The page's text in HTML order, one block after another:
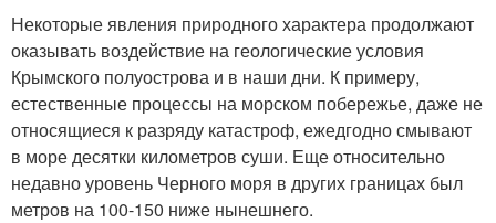
Некоторые явления природного характера продолжают
оказывать воздействие на геологические условия
Крымского полуострова и в наши дни. К примеру,
естественные процессы на морском побережье, даже не
относящиеся к разряду катастроф, ежедгодно смывают
в море десятки километров суши. Еще относительно
недавно уровень Черного моря в других границах был
метров на 100-150 ниже нынешнего.